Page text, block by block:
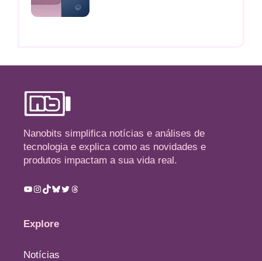
Nanobits simplifica notícias e análises de
tecnologia e explica como as novidades e
produtos impactam a sua vida real.
Youtube
Instagram
TikTok
Bluesky
TwitterThreads
Explore
Notícias